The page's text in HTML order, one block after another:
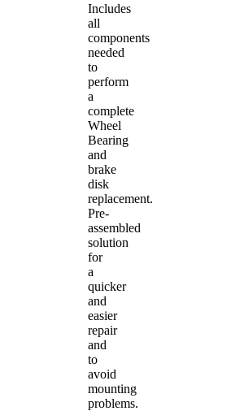
Includes
all
components
needed
to
perform
a
complete
Wheel
Bearing
and
brake
disk
replacement.
Pre-
assembled
solution
for
a
quicker
and
easier
repair
and
to
avoid
mounting
problems.